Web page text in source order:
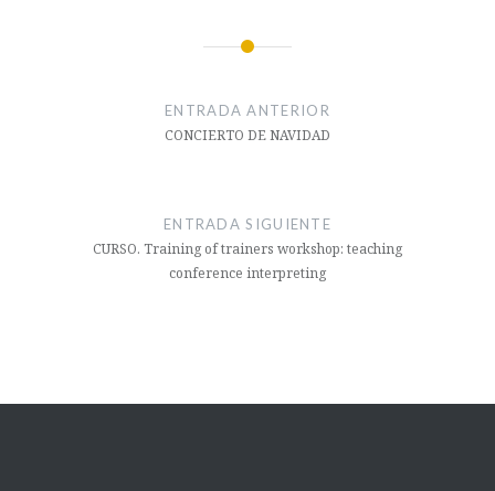
ENTRADA ANTERIOR
CONCIERTO DE NAVIDAD
ENTRADA SIGUIENTE
CURSO. Training of trainers workshop: teaching
conference interpreting